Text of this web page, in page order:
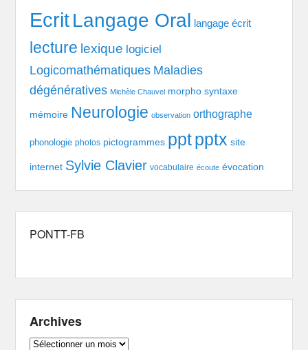
EcritLangage Oral langage écrit
lecture lexique logiciel
Logicomathématiques Maladies
dégénératives Michèle Chauvel morpho syntaxe
mémoire Neurologie observation orthographe
phonologie photos pictogrammes pptpptx site
internet Sylvie Clavier vocabulaire écoute évocation
PONTT-FB
Archives
Archives